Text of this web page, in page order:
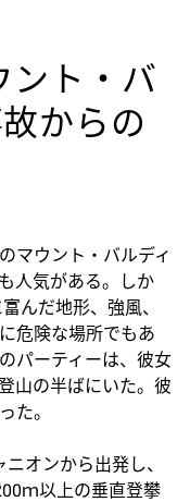
ント・バ
からの
マウント・バルディ
人気がある。しか
んだ地形、強風、
危険な場所でもあ
パーティーは、彼女
山の半ばにいた。彼
た。
オンから出発し、
ｍ以上の垂直登攀